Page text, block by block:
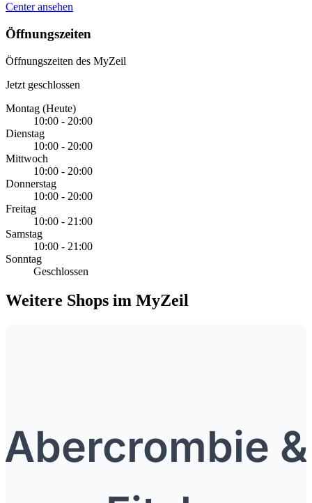
Center ansehen
Öffnungszeiten
Öffnungszeiten des MyZeil
Jetzt geschlossen
Montag (Heute)
10:00 - 20:00
Dienstag
10:00 - 20:00
Mittwoch
10:00 - 20:00
Donnerstag
10:00 - 20:00
Freitag
10:00 - 21:00
Samstag
10:00 - 21:00
Sonntag
Geschlossen
Weitere Shops im MyZeil
Abercrombie &